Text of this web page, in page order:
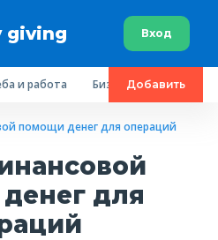
giving Вход
и работа Бизнес Сбор
Добавить
помощи денег для операций
для